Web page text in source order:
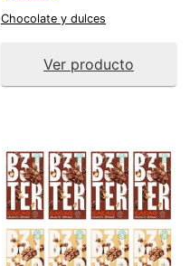
Chocolate y dulces
Ver producto